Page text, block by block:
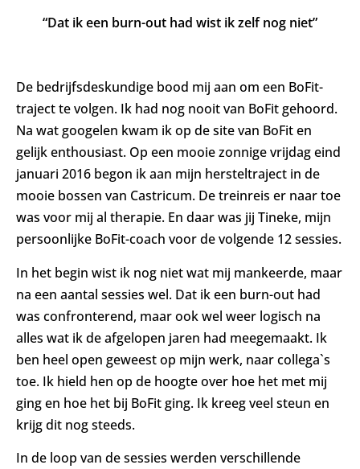
“Dat ik een burn-out had wist ik zelf nog niet”
De bedrijfsdeskundige bood mij aan om een BoFit-
traject te volgen. Ik had nog nooit van BoFit gehoord.
Na wat googelen kwam ik op de site van BoFit en
gelijk enthousiast. Op een mooie zonnige vrijdag eind
januari 2016 begon ik aan mijn hersteltraject in de
mooie bossen van Castricum. De treinreis er naar toe
was voor mij al therapie. En daar was jij Tineke, mijn
persoonlijke BoFit-coach voor de volgende 12 sessies.
In het begin wist ik nog niet wat mij mankeerde, maar
na een aantal sessies wel. Dat ik een burn-out had
was confronterend, maar ook wel weer logisch na
alles wat ik de afgelopen jaren had meegemaakt. Ik
ben heel open geweest op mijn werk, naar collega`s
toe. Ik hield hen op de hoogte over hoe het met mij
ging en hoe het bij BoFit ging. Ik kreeg veel steun en
krijg dit nog steeds.
In de loop van de sessies werden verschillende